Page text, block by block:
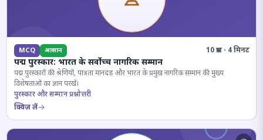
MCQ आसान 10 प्रश्न · 4 मिनट
पद्म पुरस्कार: भारत के सर्वोच्च नागरिक सम्मान
पद्म पुरस्कारों की श्रेणियों, पात्रता मानदंड और भारत के प्रमुख नागरिक सम्मान की मुख्य
विशेषताओं का ज्ञान परखें।
पुरस्कार और सम्मान प्रश्नोत्तरी
क्विज़ लें